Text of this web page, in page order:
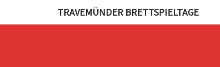
TRAVEMÜNDER BRETTSPIELTAGE